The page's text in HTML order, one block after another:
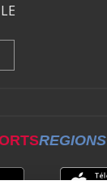
REGIONS